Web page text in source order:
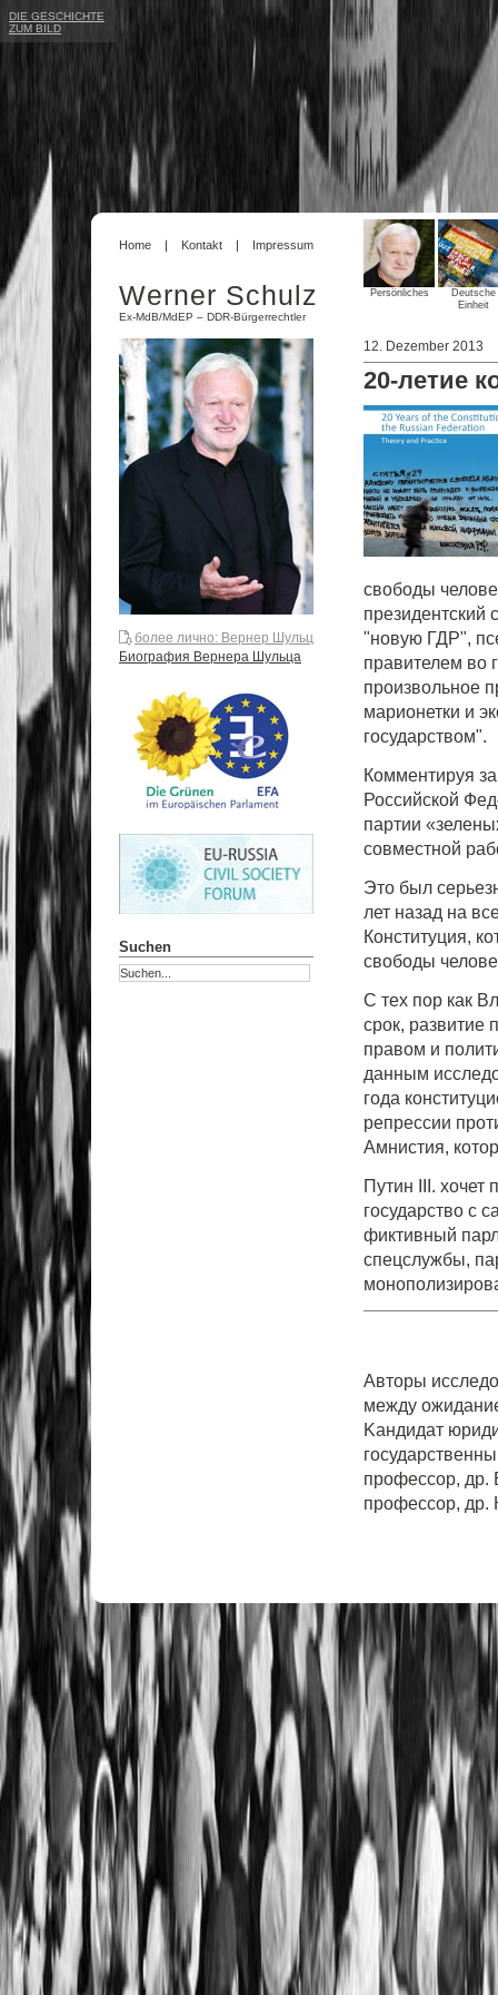
12. Dezember 2013
20-летие
свободы
президентский
"новую ГДР",
правителем во
произвольное
марионетки и
государством".
Комментируя
Российской
партии
совместной
Это был
лет назад на
Конституция,
свободы
С тех пор как
срок, развитие
правом и
данным
года
репрессии
Амнистия,
Путин III. хочет
государство с
фиктивный
спецслужбы,
Авторы
между
Kандидат
профессор, др.
профессор, др.
Home Kontakt Impressum
Werner Schulz
Ex-MdB/MdEP – DDR-Bürgerrechtler
более лично: Вернер Шульц
Биография Вернера Шульца
Suchen
Persönliches
Deutsche
Einheit
DIE GESCHICHTE
ZUM BILD